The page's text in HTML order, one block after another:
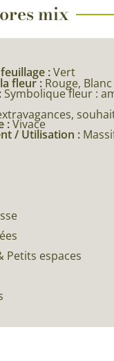
mix
:Vert
fleur : Rouge,
Symbolique fleur :
:Vivace
/ Utilisation :
Petits espaces